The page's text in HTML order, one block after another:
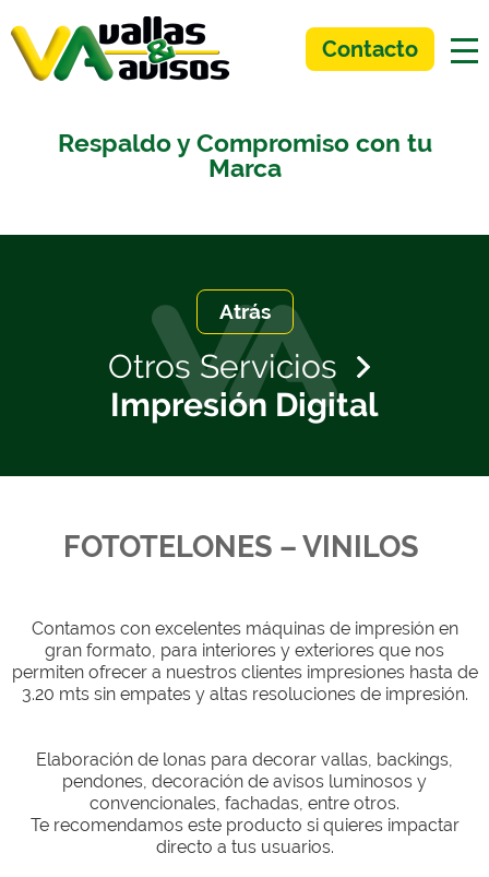
Contacto
Respaldo y Compromiso con tu
Marca
Atrás
Otros Servicios
Impresión Digital
FOTOTELONES – VINILOS
Contamos con excelentes máquinas de impresión en
gran formato, para interiores y exteriores que nos
permiten ofrecer a nuestros clientes impresiones hasta de
3.20 mts sin empates y altas resoluciones de impresión.
Elaboración de lonas para decorar vallas, backings,
pendones, decoración de avisos luminosos y
convencionales, fachadas, entre otros.
Te recomendamos este producto si quieres impactar
directo a tus usuarios.